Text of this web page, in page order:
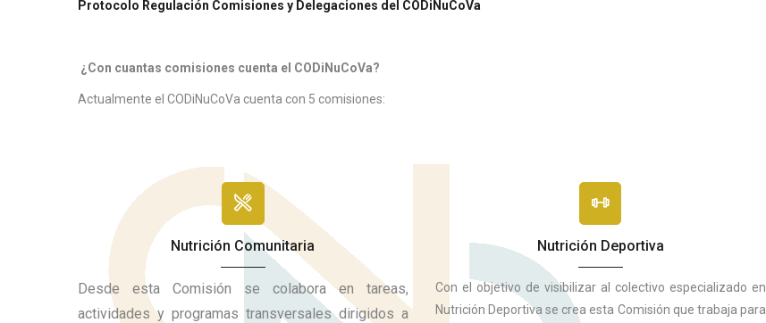
Protocolo Regulación Comisiones y Delegaciones del CODiNuCoVa
¿Con cuantas comisiones cuenta el CODiNuCoVa?
Actualmente el CODiNuCoVa cuenta con 5 comisiones:
Nutrición Comunitaria
Desde esta Comisión se colabora en tareas,
actividades y programas transversales dirigidos a
Nutrición Deportiva
Con el objetivo de visibilizar al colectivo especializado en
Nutrición Deportiva se crea esta Comisión que trabaja para